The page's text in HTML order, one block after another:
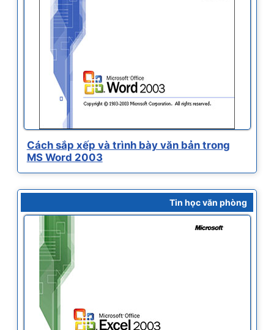
Cách sắp xếp và trình bày văn bản trong
MS Word 2003
Tin học văn phòng